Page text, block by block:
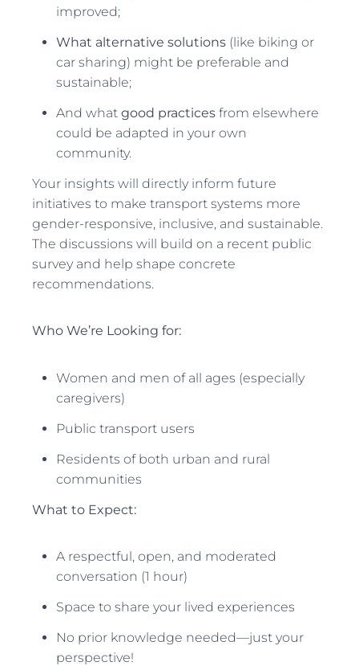
improved;
What alternative solutions(like biking or
car sharing) might be preferable and
sustainable;
And what good practicesfrom elsewhere
could be adapted in your own
community.
Your insights will directly inform future
initiatives to make transport systems more
gender-responsive, inclusive, and sustainable.
The discussions will build on a recent public
survey and help shape concrete
recommendations.
Who We’re Looking for:
Women and men of all ages (especially
caregivers)
Public transport users
Residents of both urban and rural
communities
What to Expect:
A respectful, open, and moderated
conversation (1 hour)
Space to share your lived experiences
No prior knowledge needed—just your
perspective!